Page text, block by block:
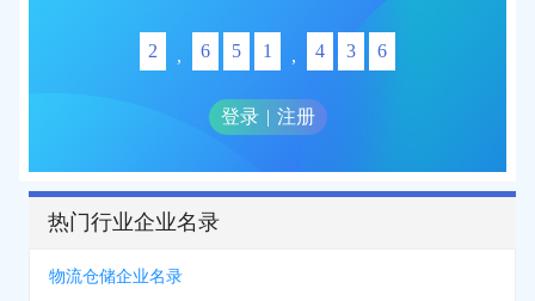
2 , 6 5 1 , 4 3 6
登录 | 注册
热门行业企业名录
物流仓储企业名录